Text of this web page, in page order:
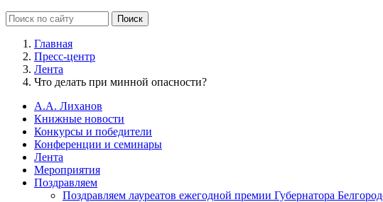
Главная
Пресс-центр
Лента
Что делать при минной опасности?
А.А. Лиханов
Книжные новости
Конкурсы и победители
Конференции и семинары
Лента
Мероприятия
Поздравляем
Поздравляем лауреатов ежегодной премии Губернатора